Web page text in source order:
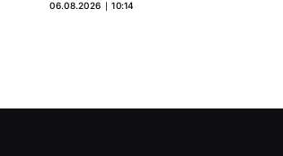
06.08.2026 ∣ 10:14